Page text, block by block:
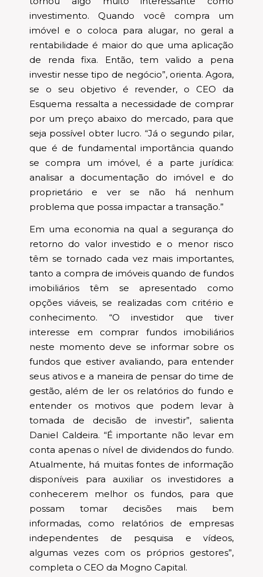
investimento. Quando você compra um
imóvel e o coloca para alugar, no geral a
rentabilidade é maior do que uma aplicação
de renda fixa. Então, tem valido a pena
investir nesse tipo de negócio”, orienta. Agora,
se o seu objetivo é revender, o CEO da
Esquema ressalta a necessidade de comprar
por um preço abaixo do mercado, para que
seja possível obter lucro. “Já o segundo pilar,
que é de fundamental importância quando
se compra um imóvel, é a parte jurídica:
analisar a documentação do imóvel e do
proprietário e ver se não há nenhum
problema que possa impactar a transação.”
Em uma economia na qual a segurança do
retorno do valor investido e o menor risco
têm se tornado cada vez mais importantes,
tanto a compra de imóveis quando de fundos
imobiliários têm se apresentado como
opções viáveis, se realizadas com critério e
conhecimento. “O investidor que tiver
interesse em comprar fundos imobiliários
neste momento deve se informar sobre os
fundos que estiver avaliando, para entender
seus ativos e a maneira de pensar do time de
gestão, além de ler os relatórios do fundo e
entender os motivos que podem levar à
tomada de decisão de investir”, salienta
Daniel Caldeira. “É importante não levar em
conta apenas o nível de dividendos do fundo.
Atualmente, há muitas fontes de informação
disponíveis para auxiliar os investidores a
conhecerem melhor os fundos, para que
possam tomar decisões mais bem
informadas, como relatórios de empresas
independentes de pesquisa e vídeos,
algumas vezes com os próprios gestores”,
completa o CEO da Mogno Capital.